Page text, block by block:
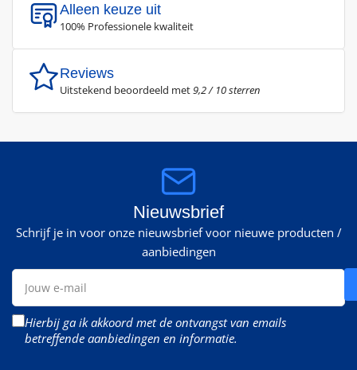
Alleen keuze uit
100% Professionele kwaliteit
Reviews
Uitstekend beoordeeld met9,2 / 10 sterren
Nieuwsbrief
Schrijf je in voor onze nieuwsbrief voor nieuwe producten /
aanbiedingen
Jouw
mail
Hierbij ga ik akkoord met de ontvangst van emails
betreffende aanbiedingen en informatie.